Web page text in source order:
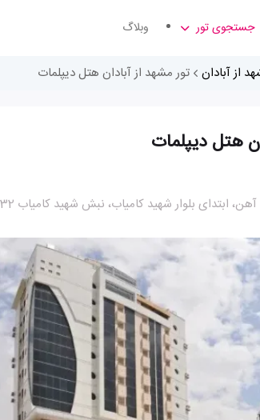
جستجوی تور وبلاگ
از آبادان تور مشهد از آبادان هتل دیپلمات
هتل دیپلمات
ابتدای بلوار شهید کامیاب، نبش شهید کامیاب 32